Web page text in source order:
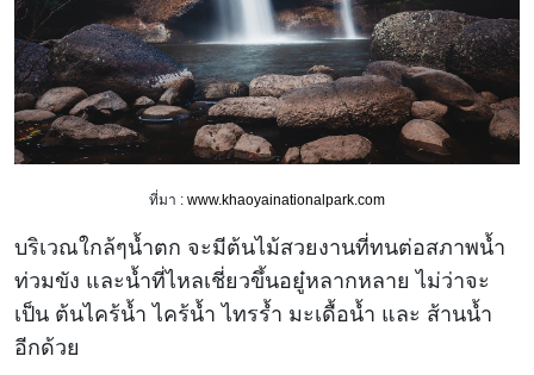
ที่มา : www.khaoyainationalpark.com
บริเวณใกล้ๆน้ำตก จะมีต้นไม้สวยงานที่ทนต่อสภาพน้ำ
ท่วมขัง และน้ำที่ไหลเชี่ยวขึ้นอยู๋หลากหลาย ไม่ว่าจะ
เป็น ต้นไคร้น้ำ ไคร้น้ำ ไทรร้ำ มะเดื้อน้ำ และ ส้านน้ำ
อีกด้วย